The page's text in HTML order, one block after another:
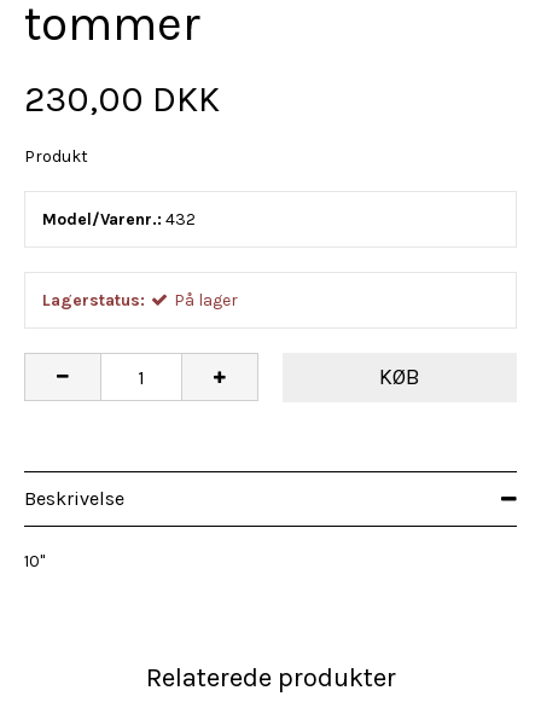
tommer
230,00 DKK
Produkt
Model/Varenr.: 432
Lagerstatus: På lager
KØB
Beskrivelse
10"
Relaterede produkter